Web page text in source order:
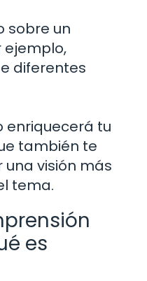
sobre un
ejemplo,
diferentes
enriquecerá tu
también te
visión más
tema.
es